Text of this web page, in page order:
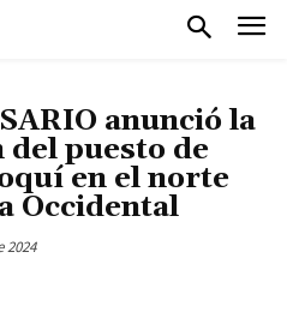
anunció la
puesto de
en el norte
Occidental
2024